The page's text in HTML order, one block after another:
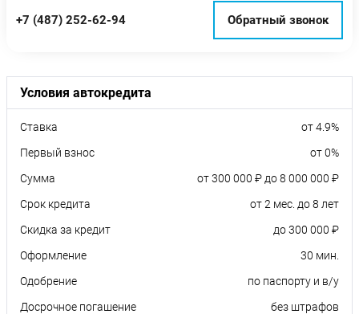
+7 (487) 252-62-94 Обратный звонок
Условия автокредита
Ставка
от 4.9%
Первый взнос
от 0%
Сумма
от 300 000 ₽ до 8 000 000 ₽
Срок кредита
от 2 мес. до 8 лет
Скидка за кредит
до 300 000 ₽
Оформление
30 мин.
Одобрение
по паспорту и в/у
Досрочное погашение
без штрафов